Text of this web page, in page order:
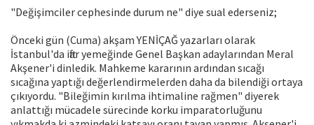
"Değişimciler cephesinde durum ne" diye sual ederseniz;
Önceki gün (Cuma) akşam YENİÇAĞ yazarları olarak
İstanbul'da iftar yemeğinde Genel Başkan adaylarından Meral
Akşener'i dinledik. Mahkeme kararının ardından sıcağı
sıcağına yaptığı değerlendirmelerden daha da bilendiği ortaya
çıkıyordu. "Bileğimin kırılma ihtimaline rağmen" diyerek
anlattığı mücadele sürecinde korku imparatorluğunu